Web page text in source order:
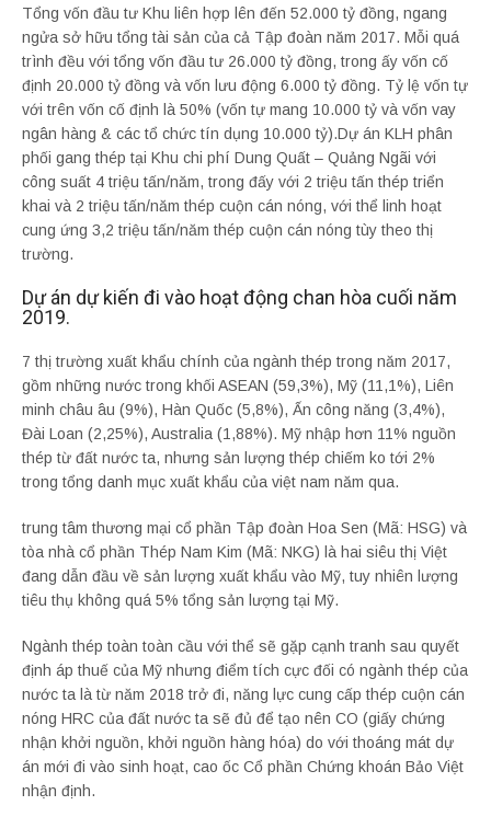
Tổng vốn đầu tư Khu liên hợp lên đến 52.000 tỷ đồng, ngang
ngửa sở hữu tổng tài sản của cả Tập đoàn năm 2017. Mỗi quá
trình đều với tổng vốn đầu tư 26.000 tỷ đồng, trong ấy vốn cố
định 20.000 tỷ đồng và vốn lưu động 6.000 tỷ đồng. Tỷ lệ vốn tự
với trên vốn cố định là 50% (vốn tự mang 10.000 tỷ và vốn vay
ngân hàng & các tổ chức tín dụng 10.000 tỷ).Dự án KLH phân
phối gang thép tại Khu chi phí Dung Quất – Quảng Ngãi với
công suất 4 triệu tấn/năm, trong đấy với 2 triệu tấn thép triển
khai và 2 triệu tấn/năm thép cuộn cán nóng, với thể linh hoạt
cung ứng 3,2 triệu tấn/năm thép cuộn cán nóng tùy theo thị
trường.
Dự án dự kiến đi vào hoạt động chan hòa cuối năm
2019.
7 thị trường xuất khẩu chính của ngành thép trong năm 2017,
gồm những nước trong khối ASEAN (59,3%), Mỹ (11,1%), Liên
minh châu âu (9%), Hàn Quốc (5,8%), Ấn công năng (3,4%),
Đài Loan (2,25%), Australia (1,88%). Mỹ nhập hơn 11% nguồn
thép từ đất nước ta, nhưng sản lượng thép chiếm ko tới 2%
trong tổng danh mục xuất khẩu của việt nam năm qua.
trung tâm thương mại cổ phần Tập đoàn Hoa Sen (Mã: HSG) và
tòa nhà cổ phần Thép Nam Kim (Mã: NKG) là hai siêu thị Việt
đang dẫn đầu về sản lượng xuất khẩu vào Mỹ, tuy nhiên lượng
tiêu thụ không quá 5% tổng sản lượng tại Mỹ.
Ngành thép toàn toàn cầu với thể sẽ gặp cạnh tranh sau quyết
định áp thuế của Mỹ nhưng điểm tích cực đối có ngành thép của
nước ta là từ năm 2018 trở đi, năng lực cung cấp thép cuộn cán
nóng HRC của đất nước ta sẽ đủ để tạo nên CO (giấy chứng
nhận khởi nguồn, khởi nguồn hàng hóa) do với thoáng mát dự
án mới đi vào sinh hoạt, cao ốc Cổ phần Chứng khoán Bảo Việt
nhận định.